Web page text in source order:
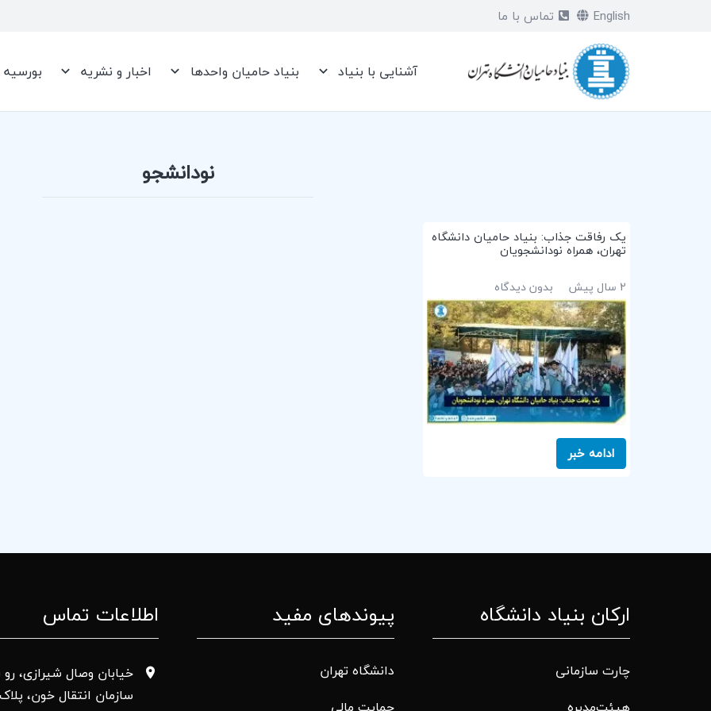
English تماس با ما
آشنایی با بنیاد بنیاد حامیان واحدها اخبار و نشریه بورسیه
نودانشجو
یک رفاقت جذاب: بنیاد حامیان دانشگاه
تهران، همراه نودانشجویان
2 سال پیش
بدون دیدگاه
ادامه خبر
ارکان بنیاد دانشگاه
چارت سازمانی
پیوندهای مفید
دانشگاه تهران
اطلاعات تماس
خیابان وصال شیرازی،
سازمان انتقال خون، پلاک 50